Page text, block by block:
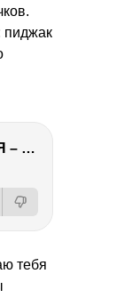
КАБАРДИНО-БАЛКАРИЯ – ПУТЕШЕСТВИЕ НА КАВКАЗ часть 3
тебя